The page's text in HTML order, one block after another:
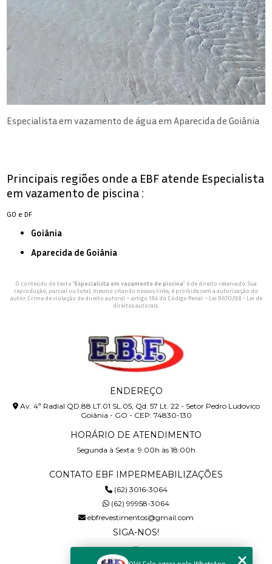
Especialista em vazamento de água em Aparecida de Goiânia
Principais regiões onde a EBF atende Especialista
em vazamento de piscina :
GO e DF
Goiânia
Aparecida de Goiânia
O conteúdo do texto "Especialista em vazamento de piscina" é de direito reservado. Sua
reprodução, parcial ou total, mesmo citando nossos links, é proibida sem a autorização do
autor. Crime de violação de direito autoral – artigo 184 do Código Penal – Lei 9610/98 - Lei de
direitos autorais
ENDEREÇO
Av. 4ª Radial QD.88 LT.01 SL.05, Qd. 57 Lt. 22 - Setor Pedro Ludovico
Goiânia - GO - CEP: 74830-130
HORÁRIO DE ATENDIMENTO
Segunda à Sexta: 9:00h às 18:00h
CONTATO EBF IMPERMEABILIZAÇÕES
(62) 3016-3064
(62) 99958-3064
ebfrevestimentos@gmail.com
SIGA-NOS!